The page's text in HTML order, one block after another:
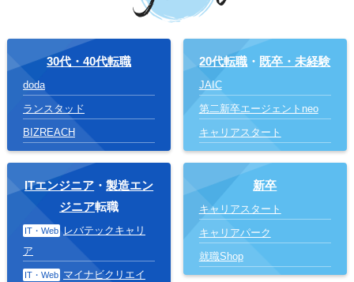
30代・40代転職
doda
ランスタッド
BIZREACH
20代転職 ・ 既卒・未経験
JAIC
第二新卒エージェントneo
キャリアスタート
ITエンジニア ・製造エン
ジニア転職
IT・Web
レバテックキャリ
ア
IT・Web マイナビクリエイ
新卒
キャリアスタート
キャリアパーク
就職Shop